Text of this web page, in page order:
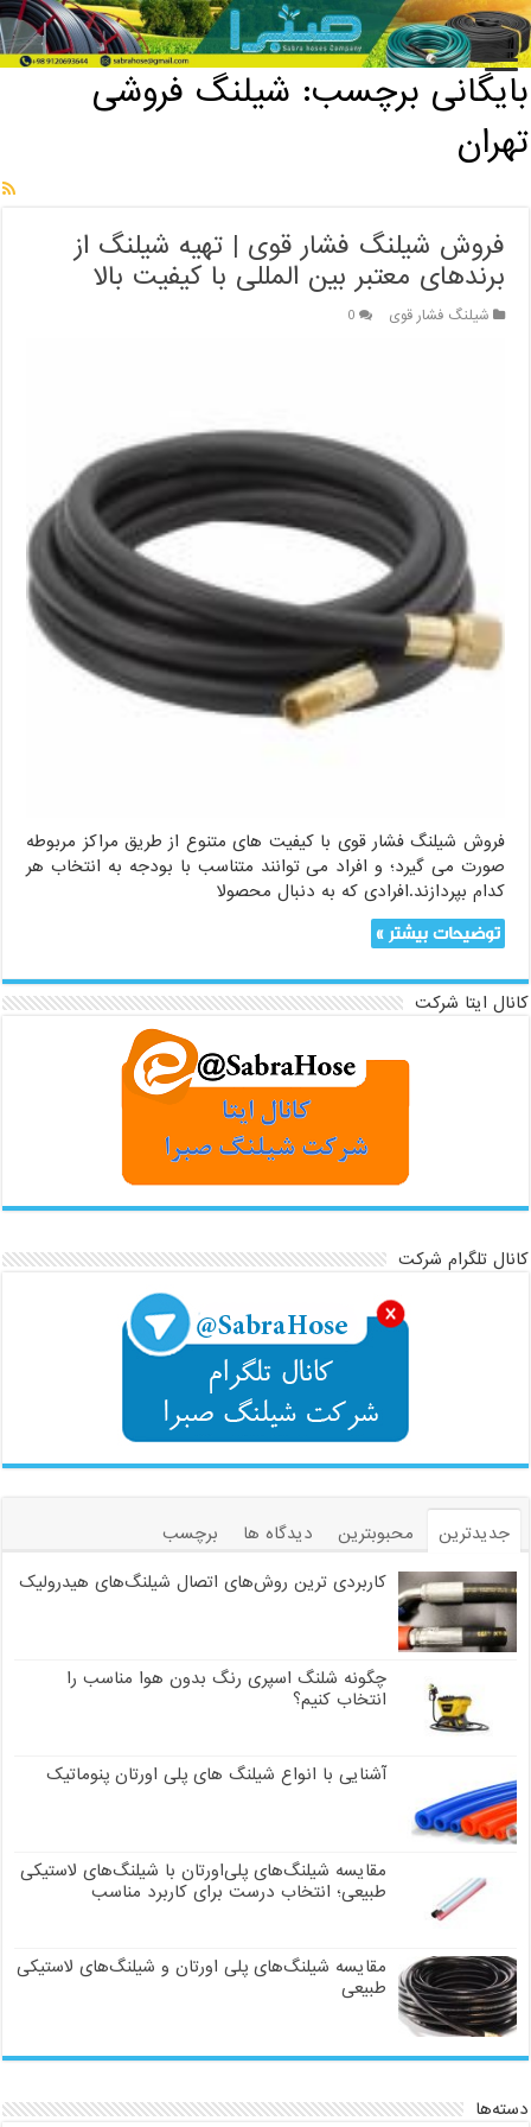
خانه / بایگانی برچسب: شیلنگ فروشی تهران
بایگانی برچسب: شیلنگ فروشی
تهران
فروش شیلنگ فشار قوی | تهیه شیلنگ از
برندهای معتبر بین المللی با کیفیت بالا
شیلنگ فشار قوی 0
فروش شیلنگ فشار قوی با کیفیت های متنوع از طریق مراکز مربوطه
صورت می گیرد؛ و افراد می توانند متناسب با بودجه به انتخاب هر
کدام بپردازند.افرادی که به دنبال محصولا
توضیحات بیشتر »
کانال ایتا شرکت
کانال تلگرام شرکت
جدیدترین محبوبترین دیدگاه ها
برچسب
کاربردی ترین روش‌های اتصال شیلنگ‌های هیدرولیک
چگونه شلنگ اسپری رنگ بدون هوا مناسب را
انتخاب کنیم؟
آشنایی با انواع شیلنگ های پلی اورتان پنوماتیک
مقایسه شیلنگ‌های پلی‌اورتان با شیلنگ‌های لاستیکی
طبیعی؛ انتخاب درست برای کاربرد مناسب
مقایسه شیلنگ‌های پلی اورتان و شیلنگ‌های لاستیکی
طبیعی
دسته‌ها